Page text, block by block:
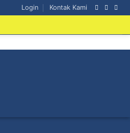
Login Kontak Kami